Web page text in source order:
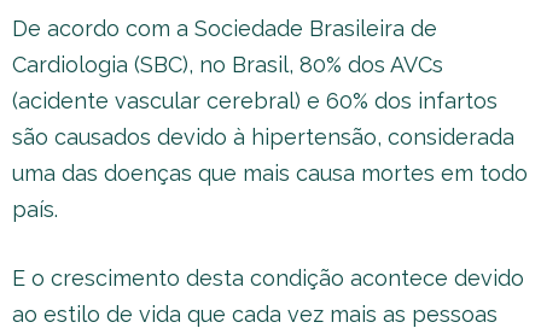
De acordo com a Sociedade Brasileira de
Cardiologia (SBC), no Brasil, 80% dos AVCs
(acidente vascular cerebral) e 60% dos infartos
são causados devido à hipertensão, considerada
uma das doenças que mais causa mortes em todo
país.
E o crescimento desta condição acontece devido
ao estilo de vida que cada vez mais as pessoas